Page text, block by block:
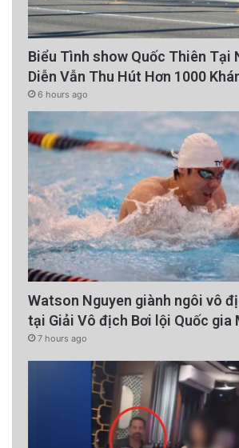
Biểu Tình show Quốc Thiên Tại
Diễn Vẫn Thu Hút Hơn 1000
6 hours ago
Watson Nguyen giành ngôi vô
tại Giải Vô địch Bơi lội Quốc gia
7 hours ago